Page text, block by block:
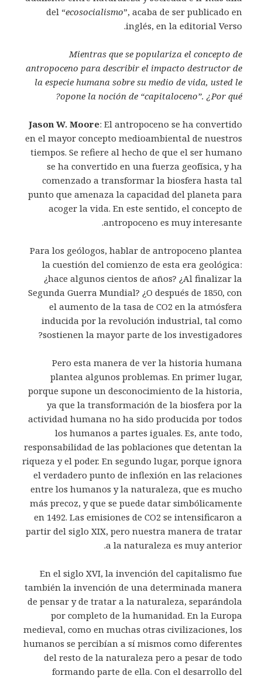
del “ecosocialismo”, acaba de ser publicado en
inglés, en la editorial Verso.
Mientras que se populariza el concepto de
antropoceno para describir el impacto destructor de
la especie humana sobre su medio de vida, usted le
opone la noción de “capitaloceno”. ¿Por qué?
Jason W. Moore: El antropoceno se ha convertido
en el mayor concepto medioambiental de nuestros
tiempos. Se refiere al hecho de que el ser humano
se ha convertido en una fuerza geofísica, y ha
comenzado a transformar la biosfera hasta tal
punto que amenaza la capacidad del planeta para
acoger la vida. En este sentido, el concepto de
antropoceno es muy interesante.
Para los geólogos, hablar de antropoceno plantea
la cuestión del comienzo de esta era geológica:
¿hace algunos cientos de años? ¿Al finalizar la
Segunda Guerra Mundial? ¿O después de 1850, con
el aumento de la tasa de CO2 en la atmósfera
inducida por la revolución industrial, tal como
sostienen la mayor parte de los investigadores?
Pero esta manera de ver la historia humana
plantea algunos problemas. En primer lugar,
porque supone un desconocimiento de la historia,
ya que la transformación de la biosfera por la
actividad humana no ha sido producida por todos
los humanos a partes iguales. Es, ante todo,
responsabilidad de las poblaciones que detentan la
riqueza y el poder. En segundo lugar, porque ignora
el verdadero punto de inflexión en las relaciones
entre los humanos y la naturaleza, que es mucho
más precoz, y que se puede datar simbólicamente
en 1492. Las emisiones de CO2 se intensificaron a
partir del siglo XIX, pero nuestra manera de tratar
a la naturaleza es muy anterior.
En el siglo XVI, la invención del capitalismo fue
también la invención de una determinada manera
de pensar y de tratar a la naturaleza, separándola
por completo de la humanidad. En la Europa
medieval, como en muchas otras civilizaciones, los
humanos se percibían a sí mismos como diferentes
del resto de la naturaleza pero a pesar de todo
formando parte de ella. Con el desarrollo del